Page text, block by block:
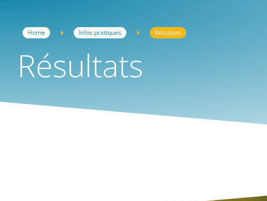
Home E Infos pratiques E Résultats
Résultats